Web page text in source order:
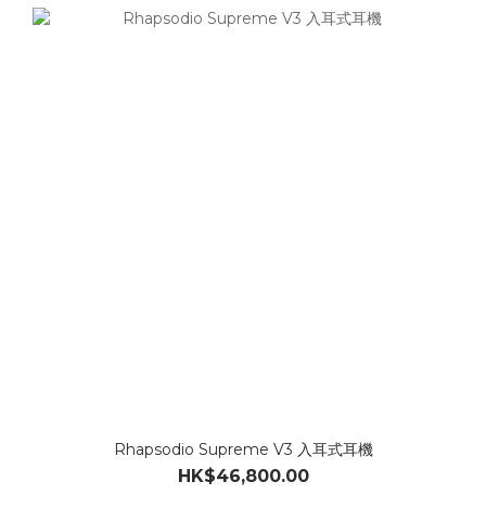
Rhapsodio Supreme V3 入耳式耳機
HK$46,800.00